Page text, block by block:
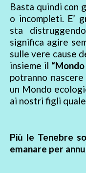
Basta quindi con
o incompleti. E’
sta
significa agire
sulle vere cause
insieme il
potranno
un Mondo
ai nostri figli
Più le Tenebre
emanare per